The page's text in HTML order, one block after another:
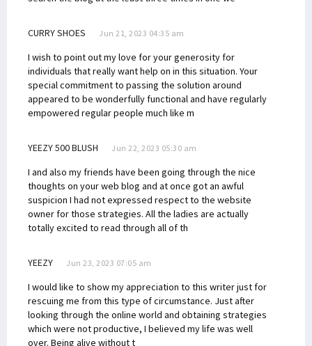
CURRY SHOES Jun 21, 2023 04:35 am
I wish to point out my love for your generosity for
individuals that really want help on in this situation. Your
special commitment to passing the solution around
appeared to be wonderfully functional and have regularly
empowered regular people much like m
YEEZY 500 BLUSH Jun 22, 2023 05:30 am
I and also my friends have been going through the nice
thoughts on your web blog and at once got an awful
suspicion I had not expressed respect to the website
owner for those strategies. All the ladies are actually
totally excited to read through all of th
YEEZY Jun 23, 2023 07:05 am
I would like to show my appreciation to this writer just for
rescuing me from this type of circumstance. Just after
looking through the online world and obtaining strategies
which were not productive, I believed my life was well
over. Being alive without t